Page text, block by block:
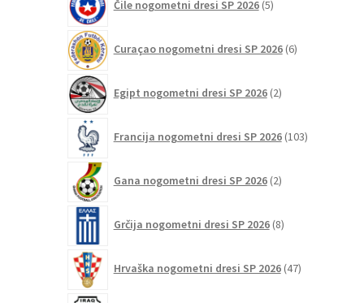
Čile nogometni dresi SP 2026 5izdelkov
Curaçao nogometni dresi SP 2026 6izdelkov
Egipt nogometni dresi SP 2026 2izdelka
Francija nogometni dresi SP 2026 103izdelki
Gana nogometni dresi SP 2026 2izdelka
Grčija nogometni dresi SP 2026 8izdelkov
Hrvaška nogometni dresi SP 2026 47izdelkov